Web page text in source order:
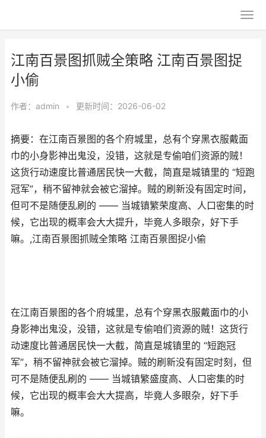
江南百景图抓贼全策略 江南百景图捉
小偷
作者： admin • 更新时间：2026-06-02
摘要：在江南百景图的各个府城里，总有个穿黑衣服戴面
巾的小身影神出鬼没，没错，这就是专偷咱们资源的贼！
这货行动速度比普通居民快一大截，简直是城镇里的 “短跑
冠军”，稍不留神就会被它溜掉。贼的刷新没有固定时间，
但可不是随便乱刷的 —— 当城镇繁荣度高、人口密集的时
候，它出现的概率会大大提升，毕竟人多眼杂，好下手
嘛。,江南百景图抓贼全策略 江南百景图捉小偷
在江南百景图的各个府城里，总有个穿黑衣服戴面巾的小
身影神出鬼没，没错，这就是专偷咱们资源的贼！这货行
动速度比普通居民快一大截，简直是城镇里的 “短跑冠
军”，稍不留神就会被它溜掉。贼的刷新没有固定时刻，但
可不是随便乱刷的 —— 当城镇繁盛度高、人口密集的时
候，它出现的概率会大大提高，毕竟人多眼杂，好下手
嘛。